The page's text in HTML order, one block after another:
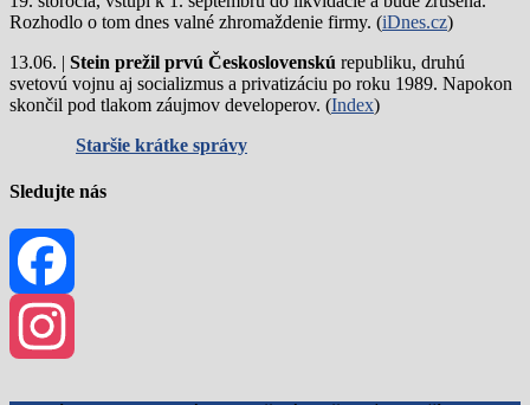
Rozhodlo o tom dnes valné zhromaždenie firmy. (iDnes.cz)
13.06. | Stein prežil prvú Československú republiku, druhú
svetovú vojnu aj socializmus a privatizáciu po roku 1989. Napokon
skončil pod tlakom záujmov developerov. (Index)
Staršie krátke správy
Sledujte nás
Facebook